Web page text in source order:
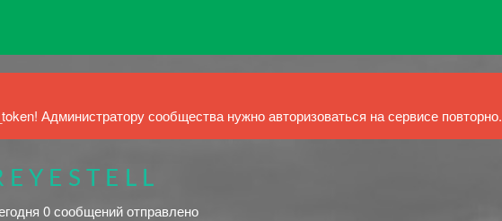
Администратору сообщества нужно авторизоваться на сервисе повторно.
E Y E S T E L L
0 сообщений отправлено